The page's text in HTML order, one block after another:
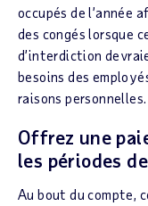
occupés de l’année
des congés lorsque
d’interdiction
besoins des
raisons personnelles.
Offrez une
les périodes
Au bout du compte,